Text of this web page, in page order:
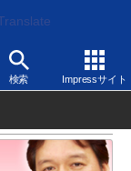
検索 Impressサイト